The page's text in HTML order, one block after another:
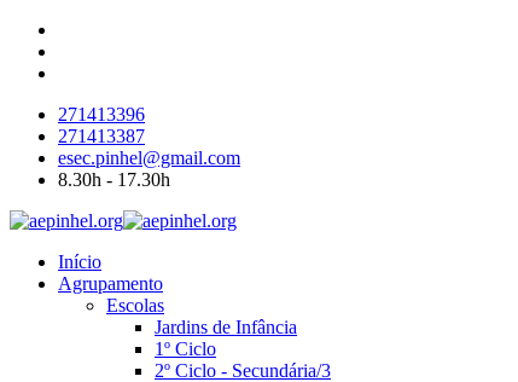
271413396
271413387
esec.pinhel@gmail.com
8.30h - 17.30h
Início
Agrupamento
Escolas
Jardins de Infância
1º Ciclo
2º Ciclo - Secundária/3